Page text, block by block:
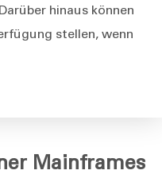
hinaus können
stellen, wenn
Mainframes